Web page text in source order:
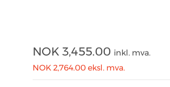
NOK 3,455.00 inkl. mva.
NOK 2,764.00 eksl. mva.